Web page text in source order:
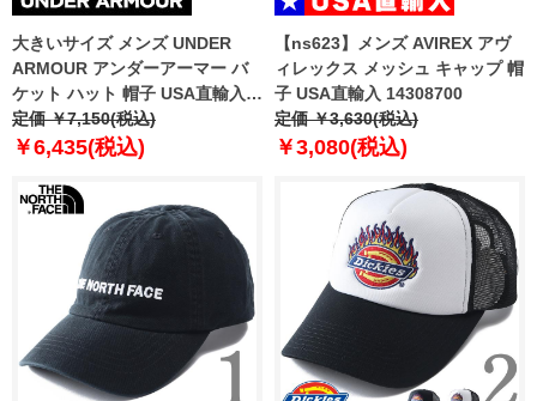
大きいサイズ メンズ UNDER
ARMOUR アンダーアーマー バ
ケット ハット 帽子 USA直輸入
1383483-410
定価 ￥7,150(税込)
￥6,435(税込)
【ns623】メンズ AVIREX アヴ
ィレックス メッシュ キャップ 帽
子 USA直輸入 14308700
定価 ￥3,630(税込)
￥3,080(税込)